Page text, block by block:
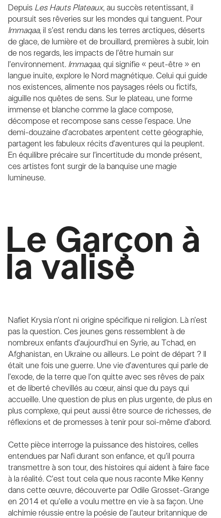
Depuis Les Hauts Plateaux, au succès retentissant, il
poursuit ses rêveries sur les mondes qui tanguent. Pour
Immaqaa, il s’est rendu dans les terres arctiques, déserts
de glace, de lumière et de brouillard, premières à subir, loin
de nos regards, les impacts de l’être humain sur
l’environnement. Immaqaa, qui signifie « peut-être » en
langue inuite, explore le Nord magnétique. Celui qui guide
nos existences, alimente nos paysages réels ou fictifs,
aiguille nos quêtes de sens. Sur le plateau, une forme
immense et blanche comme la glace compose,
décompose et recompose sans cesse l’espace. Une
demi-douzaine d’acrobates arpentent cette géographie,
partagent les fabuleux récits d’aventures qui la peuplent.
En équilibre précaire sur l’incertitude du monde présent,
ces artistes font surgir de la banquise une magie
lumineuse.
Le Garçon à
la valise
Nafiet Krysia n’ont ni origine spécifique ni religion. Là n’est
pas la question. Ces jeunes gens ressemblent à de
nombreux enfants d’aujourd’hui en Syrie, au Tchad, en
Afghanistan, en Ukraine ou ailleurs. Le point de départ ? Il
était une fois une guerre. Une vie d’aventures qui parle de
l’exode, de la terre que l’on quitte avec ses rêves de paix
et de liberté chevillés au cœur, ainsi que du pays qui
accueille. Une question de plus en plus urgente, de plus en
plus complexe, qui peut aussi être source de richesses, de
réflexions et de promesses à tenir pour soi-même d’abord.
Cette pièce interroge la puissance des histoires, celles
entendues par Nafi durant son enfance, et qu’il pourra
transmettre à son tour, des histoires qui aident à faire face
à la réalité. C’est tout cela que nous raconte Mike Kenny
dans cette œuvre, découverte par Odile Grosset-Grange
en 2014 et qu’elle a voulu mettre en vie à sa façon. Une
alchimie réussie entre la poésie de l’auteur britannique de